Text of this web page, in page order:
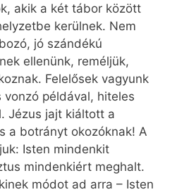
akik a két tábor között
kerülnek. Nem
jó szándékú
ellenünk, reméljük,
Felelősek vagyunk
példával, hiteles
Jézus jajt kiáltott a
a botrányt okozóknak! A
Isten mindenkit
mindenkiért meghalt.
módot ad arra – Isten